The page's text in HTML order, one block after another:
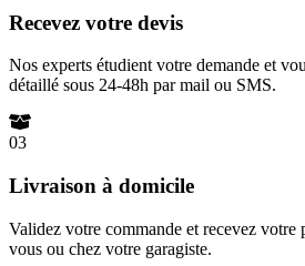
Recevez votre devis
Nos experts étudient votre demande et
détaillé sous 24-48h par mail ou SMS.
03
Livraison à domicile
Validez votre commande et recevez votre
vous ou chez votre garagiste.